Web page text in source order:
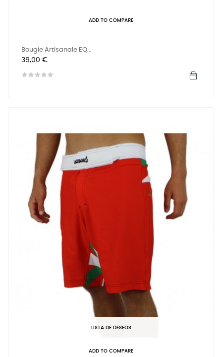
ADD TO COMPARE
Bougie Artisanale EQ...
Precio
39,00 €
LISTA DE DESEOS
ADD TO COMPARE